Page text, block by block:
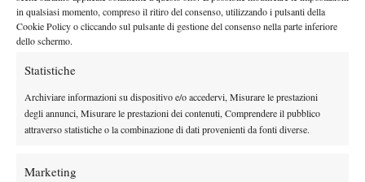
in qualsiasi momento, compreso il ritiro del consenso, utilizzando i pulsanti della
Cookie Policy o cliccando sul pulsante di gestione del consenso nella parte inferiore
dello schermo.
Statistiche
Archiviare informazioni su dispositivo e/o accedervi, Misurare le prestazioni
degli annunci, Misurare le prestazioni dei contenuti, Comprendere il pubblico
attraverso statistiche o la combinazione di dati provenienti da fonti diverse.
Marketing
cliente l’opportunità di conoscere nuove persone e condividere
con loro questo tipo di esperienze è un valore aggiunto a ciò che
facciamo con grande passione a partire dal primo giorno”
Capodanno
tour sportivo-culturale dall’Algarve a Sivigliavi travolgerà.